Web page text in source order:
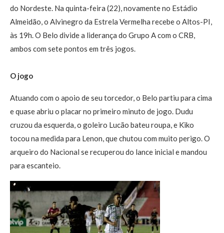
do Nordeste. Na quinta-feira (22), novamente no Estádio
Almeidão, o Alvinegro da Estrela Vermelha recebe o Altos-PI,
às 19h. O Belo divide a liderança do Grupo A com o CRB,
ambos com sete pontos em três jogos.
O jogo
Atuando com o apoio de seu torcedor, o Belo partiu para cima
e quase abriu o placar no primeiro minuto de jogo. Dudu
cruzou da esquerda, o goleiro Lucão bateu roupa, e Kiko
tocou na medida para Lenon, que chutou com muito perigo. O
arqueiro do Nacional se recuperou do lance inicial e mandou
para escanteio.